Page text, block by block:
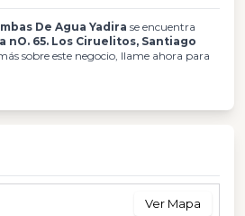
De Agua Yadira se encuentra
nO. 65. Los Ciruelitos, Santiago
sobre este negocio, llame ahora para
Ver Mapa